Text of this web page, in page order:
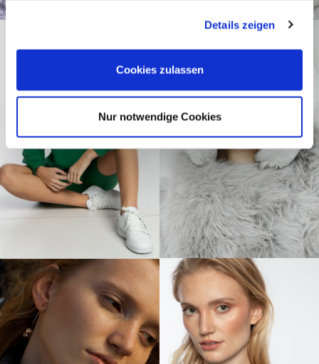
Details zeigen
Cookies zulassen
Nur notwendige Cookies